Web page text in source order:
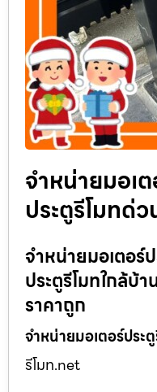
จำหน่ายมอเ
ประตูรีโมทด่
จำหน่ายมอเตอร์
ประตูรีโมทใกล้บ้
ราคาถูก
จำหน่ายมอเตอร์ประ
รีโมท.net